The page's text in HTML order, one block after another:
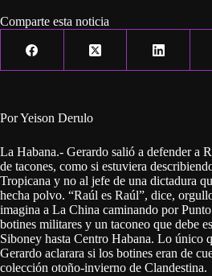
Comparte esta noticia
Por Yeison Derulo
La Habana.- Gerardo salió a defender a
de tacones, como si estuviera
Tropicana y no al jefe de una dictadura
hecha polvo. “Raúl es Raúl”, dice,
imagina a La China caminando por
botines militares y un taconeo que debe
Siboney hasta Centro Habana. Lo único
Gerardo aclarara si los botines eran de
colección otoño-invierno de Clandestina.